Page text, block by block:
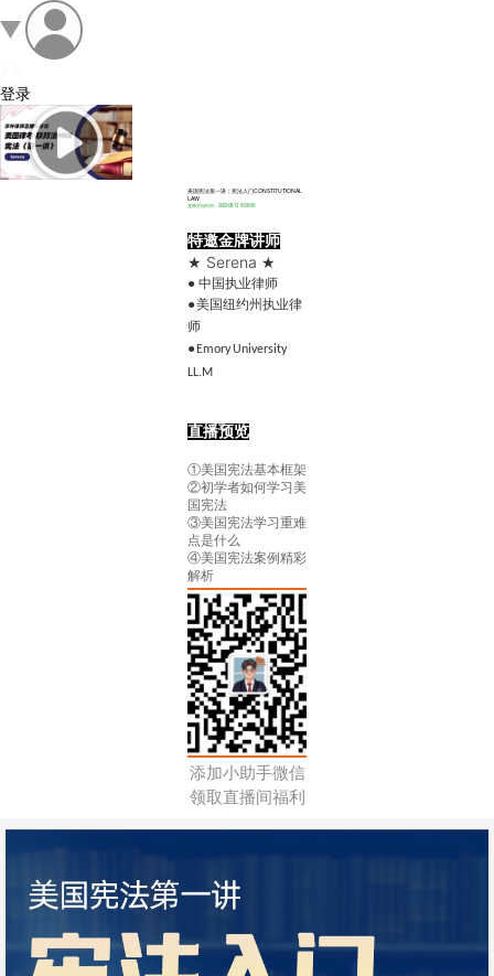
登录
美国宪法第一讲：宪法入门CONSTITUTIONAL
LAW
直播开始时间：2022-08-13 10:00:00
特邀金牌讲师
★ Serena ★
● 中国执业律师
●美国纽约州执业律
师
● Emory University
LL.M
直播预览
①美国宪法基本框架
②初学者如何学习美
国宪法
③美国宪法学习重难
点是什么
④美国宪法案例精彩
解析
添加小助手微信
领取直播间福利